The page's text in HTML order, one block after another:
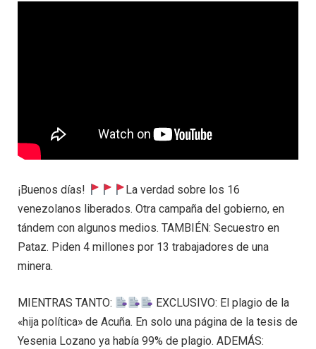
¡Buenos días!
La verdad sobre los 16
venezolanos liberados. Otra campaña del gobierno, en
tándem con algunos medios. TAMBIÉN: Secuestro en
Pataz. Piden 4 millones por 13 trabajadores de una
minera.
MIENTRAS TANTO:
EXCLUSIVO: El plagio de la
«hija política» de Acuña. En solo una página de la tesis de
Yesenia Lozano ya había 99% de plagio. ADEMÁS: